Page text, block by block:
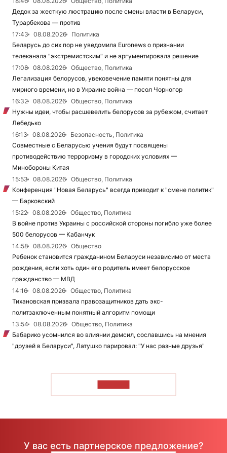
Дедок за жесткую люстрацию после смены власти в Беларуси,
Турарбекова — против
17:43
08.08.2026
Политика
Беларусь до сих пор не уведомила Euronews о признании
телеканала "экстремистским" и не аргументировала решение
17:08
08.08.2026
Общество, Политика
Легализация белорусов, увековечение памяти понятны для
мирного времени, но в Украине война — посол Чорногор
16:32
08.08.2026
Общество, Политика
Нужны идеи, чтобы расшевелить белорусов за рубежом, считает
Лебедько
16:13
08.08.2026
Безопасность, Политика
Совместные с Беларусью учения будут посвящены
противодействию терроризму в городских условиях —
Минобороны Китая
15:53
08.08.2026
Общество, Политика
Конференция "Новая Беларусь" всегда приводит к "смене политик"
— Барковский
15:22
08.08.2026
Общество, Политика
В войне против Украины с российской стороны погибло уже более
500 белорусов — Кабанчук
14:58
08.08.2026
Общество
Ребенок становится гражданином Беларуси независимо от места
рождения, если хоть один его родитель имеет белорусское
гражданство — МВД
14:16
08.08.2026
Общество, Политика
Тихановская призвала правозащитников дать экс-
политзаключенным понятный алгоритм помощи
13:54
08.08.2026
Общество, Политика
Бабарико усомнился во влиянии демсил, сославшись на мнения
"друзей в Беларуси", Латушко парировал: "У нас разные друзья"
У вас есть партнерское предложение?